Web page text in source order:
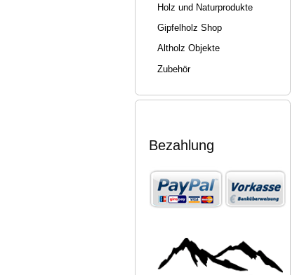
Holz und Naturprodukte
Gipfelholz Shop
Altholz Objekte
Zubehör
Bezahlung